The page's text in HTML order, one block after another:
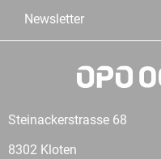
Newsletter
Steinackerstrasse 68
8302 Kloten